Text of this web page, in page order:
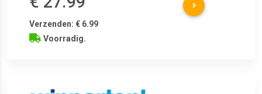
Verzenden: € 6.99
Voorradig.